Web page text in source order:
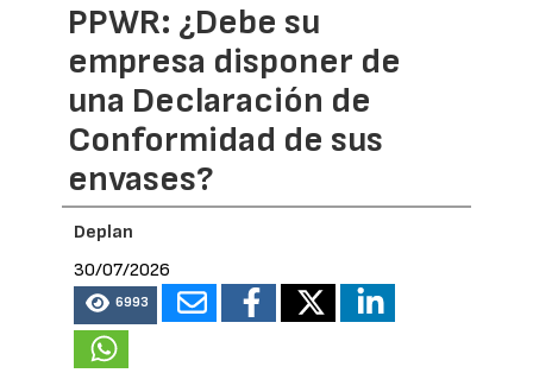
PPWR: ¿Debe su
empresa disponer de
una Declaración de
Conformidad de sus
envases?
Deplan
30/07/2026
6993